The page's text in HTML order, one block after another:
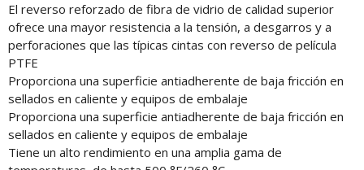
El reverso reforzado de fibra de vidrio de calidad superior
ofrece una mayor resistencia a la tensión, a desgarros y a
perforaciones que las típicas cintas con reverso de película
PTFE
Proporciona una superficie antiadherente de baja fricción en
sellados en caliente y equipos de embalaje
Proporciona una superficie antiadherente de baja fricción en
sellados en caliente y equipos de embalaje
Tiene un alto rendimiento en una amplia gama de